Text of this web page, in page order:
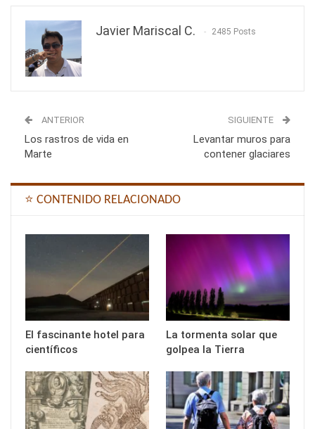
Javier Mariscal C. 2485 Posts
ANTERIOR
Los rastros de vida en
Marte
SIGUIENTE
Levantar muros para
contener glaciares
⭐ CONTENIDO RELACIONADO
El fascinante hotel para
científicos
La tormenta solar que
golpea la Tierra